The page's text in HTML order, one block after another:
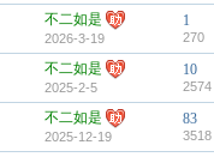
不二如是
2026-3-19
1
270
不二如是
2025-2-5
10
2574
不二如是
2025-12-19
83
3518